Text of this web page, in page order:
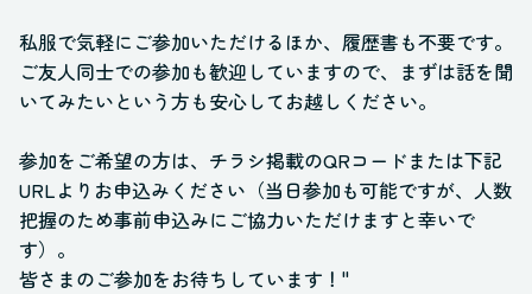
私服で気軽にご参加いただけるほか、履歴書も不要です。
ご友人同士での参加も歓迎していますので、まずは話を聞
いてみたいという方も安心してお越しください。
参加をご希望の方は、チラシ掲載のQRコードまたは下記
URLよりお申込みください（当日参加も可能ですが、人数
把握のため事前申込みにご協力いただけますと幸いで
す）。
皆さまのご参加をお待ちしています！"